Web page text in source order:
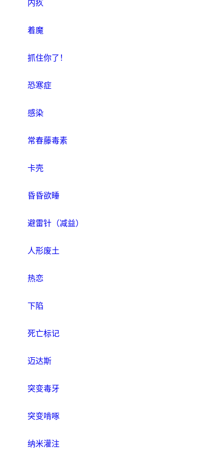
内疚
着魔
抓住你了！
恐寒症
感染
常春藤毒素
卡壳
昏昏欲睡
避雷针（减益）
人形废土
热恋
下陷
死亡标记
迈达斯
突变毒牙
突变啃啄
纳米灌注